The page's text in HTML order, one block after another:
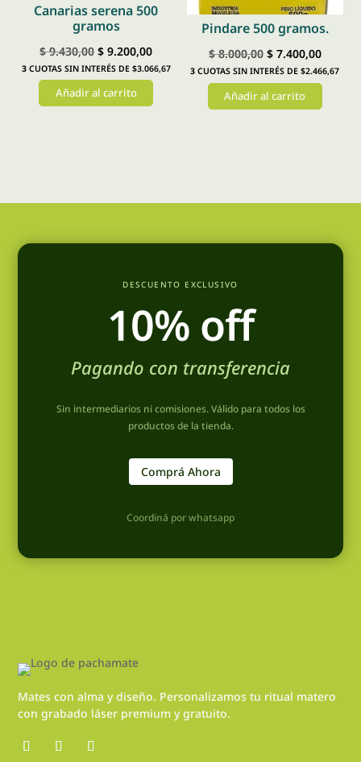
Canarias serena 500
gramos
$9.430,00 El
precio
original
$ 9.200,00El
precio
3CUOTAS SIN INTERÉS DE $3.066,67
Añadir al carrito
Pindare 500 gramos.
$8.000,00 El
precio
original
$7.400,00El
precio
3 CUOTAS SIN INTERÉS DE $2.466,67
Añadir al carrito
DESCUENTO EXCLUSIVO
10% off
Pagando con transferencia
Sin intermediarios ni comisiones. Válido para todos los
productos de la tienda.
Comprá Ahora
Coordiná por whatsapp
Mates con alma y diseño. Personalizamos tu ritual matero
con grabado láser premium y gratuito.